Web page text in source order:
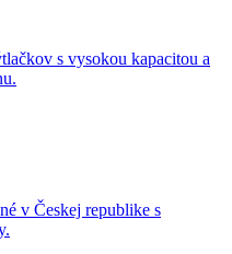
s vysokou kapacitou a
v Českej republike s